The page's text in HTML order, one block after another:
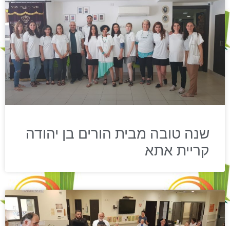
שנה טובה מבית הורים בן יהודה
קריית אתא